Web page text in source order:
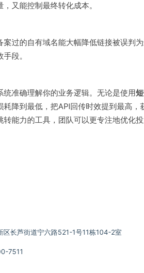
又能控制最终转化成本。
过的自有域名能大幅降低链接被误判
段。
准确理解你的业务逻辑。无论是使用
降到最低，把API回传时效提到最高，
转能力的工具，团队可以更专注地优化
区长芦街道宁六路521-1号11栋104-2室
7511